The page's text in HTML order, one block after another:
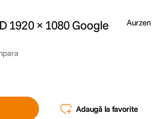
1920 × 1080 Google
Aurzen
Adaugă la favorite